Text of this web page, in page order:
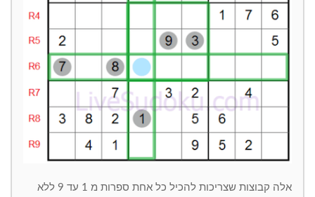
אלה קבוצות שצריכות להכיל כל אחת ספרות מ 1 עד 9 ללא